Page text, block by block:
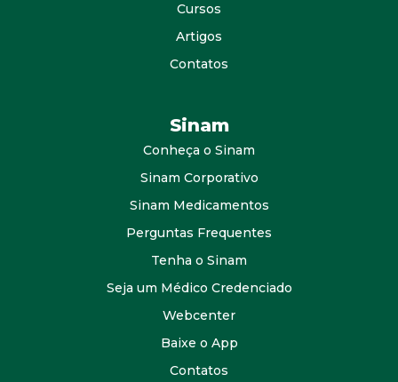
Cursos
Artigos
Contatos
Sinam
Conheça o Sinam
Sinam Corporativo
Sinam Medicamentos
Perguntas Frequentes
Tenha o Sinam
Seja um Médico Credenciado
Webcenter
Baixe o App
Contatos